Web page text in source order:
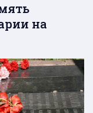
на